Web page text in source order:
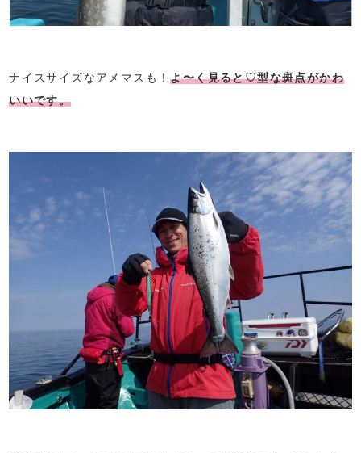
ナイスサイズなアメマスも！よ〜く見ると♡型な斑点がかわ
いいです。